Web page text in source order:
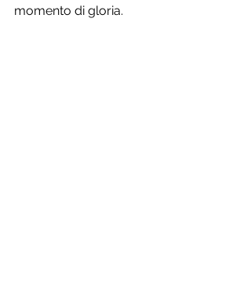
momento di gloria.